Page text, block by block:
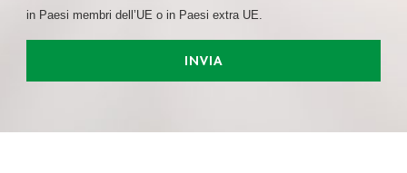
in Paesi membri dell’UE o in Paesi extra UE.
INVIA